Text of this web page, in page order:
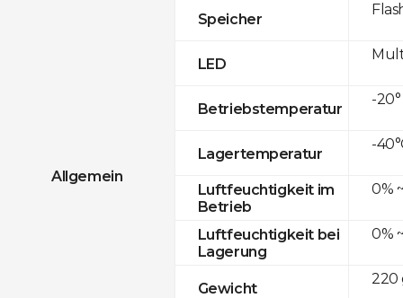
Allgemein
Speicher
LED
Betriebstemperatur
Lagertemperatur
Luftfeuchtigkeit im
Betrieb
Luftfeuchtigkeit bei
Lagerung
Gewicht
-20°
-
0%
0%
220